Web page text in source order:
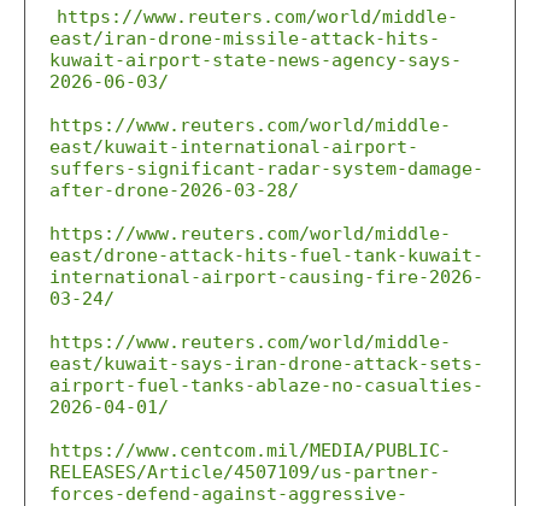
https://www.reuters.com/world/middle-
east/iran-drone-missile-attack-hits-
kuwait-airport-state-news-agency-says-
2026-06-03/
https://www.reuters.com/world/middle-
east/kuwait-international-airport-
suffers-significant-radar-system-damage-
after-drone-2026-03-28/
https://www.reuters.com/world/middle-
east/drone-attack-hits-fuel-tank-kuwait-
international-airport-causing-fire-2026-
03-24/
https://www.reuters.com/world/middle-
east/kuwait-says-iran-drone-attack-sets-
airport-fuel-tanks-ablaze-no-casualties-
2026-04-01/
https://www.centcom.mil/MEDIA/PUBLIC-
RELEASES/Article/4507109/us-partner-
forces-defend-against-aggressive-